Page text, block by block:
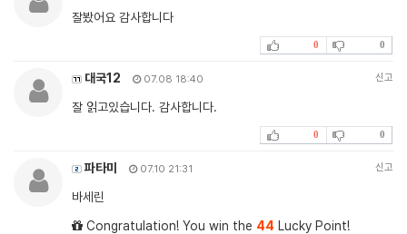
잘봤어요 감사합니다
0 0
대국12 07.08 18:40 신고
잘 읽고있습니다. 감사합니다.
0 0
파타미 07.10 21:31 신고
바세린
Congratulation! You win the 44 Lucky Point!